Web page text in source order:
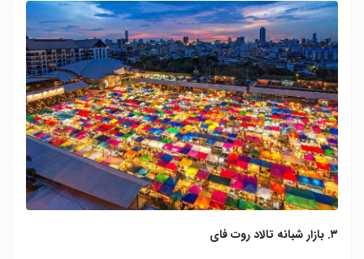
۳. بازار شبانه تالاد روت فای